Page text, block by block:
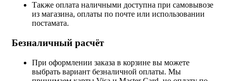
Также оплата наличными доступна при самовывозе
из магазина, оплаты по почте или использовании
постамата.
Безналичный расчёт
При оформлении заказа в корзине вы можете
выбрать вариант безналичной оплаты. Мы